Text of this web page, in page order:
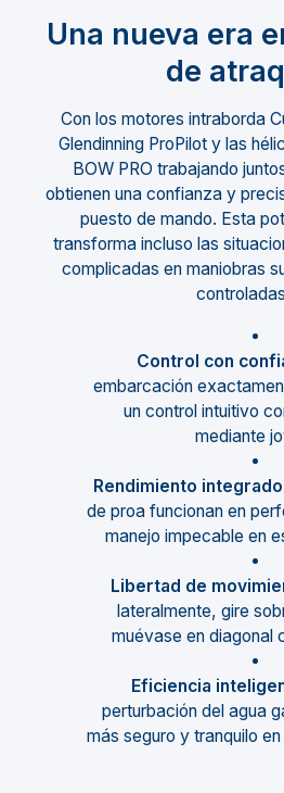
Una nueva era
de
Con los motores intraborda
Glendinning ProPilot y las
BOW PRO trabajando
obtienen una confianza y
puesto de mando. Esta
transforma incluso las
complicadas en maniobras
Control con
embarcación
un control intuitivo
mediante
Rendimiento integrado
de proa funcionan en
manejo impecable en
Libertad de
lateralmente, gire
muévase en diagonal
Eficiencia
perturbación del agua
más seguro y tranquilo